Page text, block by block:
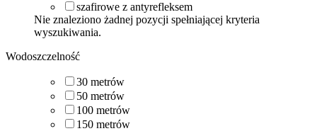
szafirowe z antyrefleksem
Nie znaleziono żadnej pozycji spełniającej kryteria
wyszukiwania.
Wodoszczelność
30 metrów
50 metrów
100 metrów
150 metrów